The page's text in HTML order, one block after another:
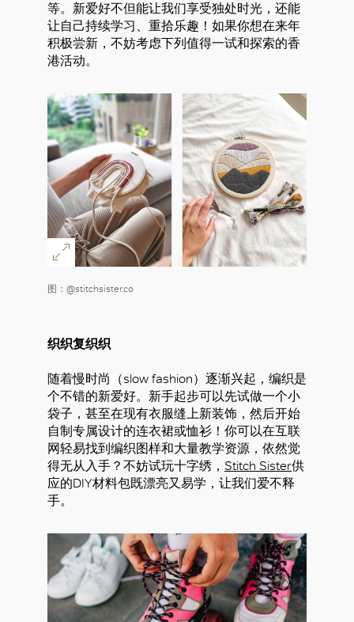
等。新爱好不但能让我们享受独处时光，还能
让自己持续学习、重拾乐趣！如果你想在来年
积极尝新，不妨考虑下列值得一试和探索的香
港活动。
图：@stitchsister.co
织织复织织
随着慢时尚（slow fashion）逐渐兴起，编织是
个不错的新爱好。新手起步可以先试做一个小
袋子，甚至在现有衣服缝上新装饰，然后开始
自制专属设计的连衣裙或恤衫！你可以在互联
网轻易找到编织图样和大量教学资源，依然觉
得无从入手？不妨试玩十字绣， Stitch Sister供
应的DIY材料包既漂亮又易学，让我们爱不释
手。